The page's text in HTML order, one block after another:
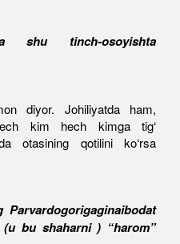
shu tinch-osoyishta
diyor. Johiliyatda ham,
kim hech kimga tig‘
otasining qotilini ko‘rsa
bu shaharni ) “harom”